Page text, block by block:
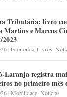
Tributária: livro
Martins e Marcos
2023
|Economia ,Livros ,
Laranja registra
no primeiro mês
|Mobilidade ,Notícias